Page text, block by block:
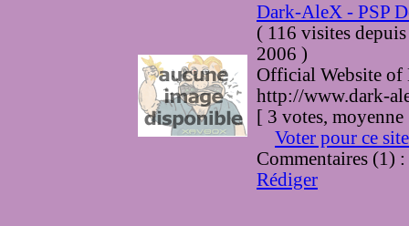
Dark-AleX - PSP
( 116 visites
2006 )
Official Website
http://www.dark-
[ 3 votes,
Voter pour ce site
Commentaires (1) :
Rédiger